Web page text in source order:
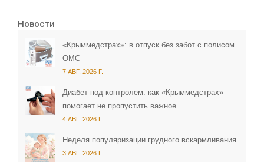
Новости
«Крыммедстрах»: в отпуск без забот с полисом
ОМС
7 АВГ. 2026 Г.
Диабет под контролем: как «Крыммедстрах»
помогает не пропустить важное
4 АВГ. 2026 Г.
Неделя популяризации грудного вскармливания
3 АВГ. 2026 Г.